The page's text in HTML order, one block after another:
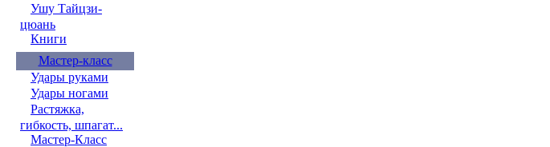
Ушу Тайцзи-
цюань
Книги
Мастер-класс
Удары руками
Удары ногами
Растяжка,
гибкость, шпагат...
Мастер-Класс